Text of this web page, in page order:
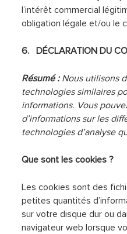
l’intérêt commercial
obligation légale et/ou le
6. DÉCLARATION DU
Résumé :Nous utilisons
technologies similaires
informations. Vous
d’informations sur les
technologies d’analyse
Que sont les cookies ?
Les cookies sont des
petites quantités
sur votre disque dur ou
navigateur web lorsque